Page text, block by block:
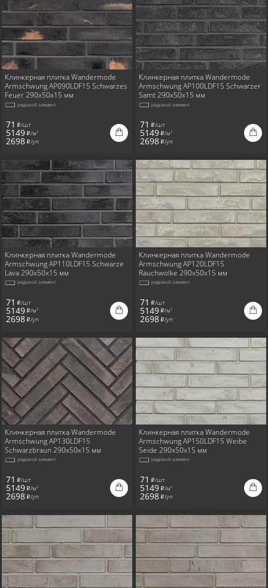
Клинкерная плитка Wandermode
Armschwung AP090LDF15 Schwarzes
Feuer 290x50x15 мм
рядовой элемент
71 i/шт
5149 i/м2
2698 i/уп
Клинкерная плитка Wandermode
Armschwung AP100LDF15 Schwarzer
Samt 290x50x15 мм
рядовой элемент
71 i/шт
5149 i/м2
2698 i/уп
Клинкерная плитка Wandermode
Armschwung AP110LDF15 Schwarze
Lava 290x50x15 мм
рядовой элемент
71 i/шт
5149 i/м2
2698 i/уп
Клинкерная плитка Wandermode
Armschwung AP120LDF15
Rauchwolke 290x50x15 мм
рядовой элемент
71 i/шт
5149 i/м2
2698 i/уп
Клинкерная плитка Wandermode
Armschwung AP130LDF15
Schwarzbraun 290x50x15 мм
рядовой элемент
71 i/шт
5149 i/м2
2698 i/уп
Клинкерная плитка Wandermode
Armschwung AP150LDF15 Weibe
Seide 290x50x15 мм
рядовой элемент
71 i/шт
5149 i/м2
2698 i/уп